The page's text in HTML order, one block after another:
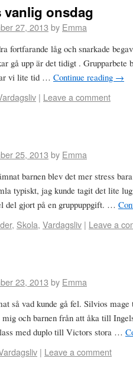
vanlig onsdag
27, 2013 by Emma
fortfarande låg och snarkade
gå upp är det tidigt . Grupparbete
vi lite tid … Continue reading →
| Leave a comment
25, 2013 by Emma
barnen blev det mer stress
typiskt, jag kunde tagit det lite
del gjort på en gruppuppgift. …
, Skola, Vardagsliv | Leave a
23, 2013 by Emma
så vad kunde gå fel. Silvios
och barnen från att åka till
med duplo till Victors stora …
| Leave a comment